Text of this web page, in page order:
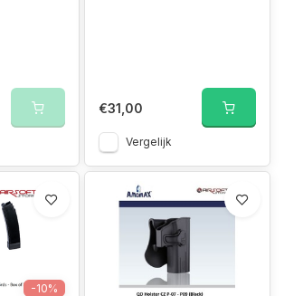
€31,00
Vergelijk
-10%